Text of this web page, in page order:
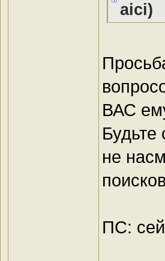
aici)
ВАС
не
ПС: